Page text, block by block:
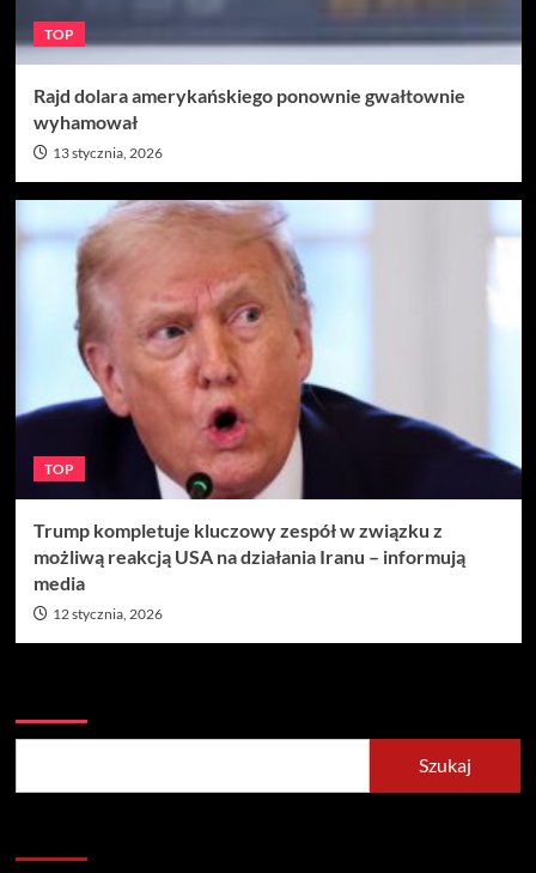
TOP
Rajd dolara amerykańskiego ponownie gwałtownie
wyhamował
13 stycznia, 2026
TOP
Trump kompletuje kluczowy zespół w związku z
możliwą reakcją USA na działania Iranu – informują
media
12 stycznia, 2026
Szukaj